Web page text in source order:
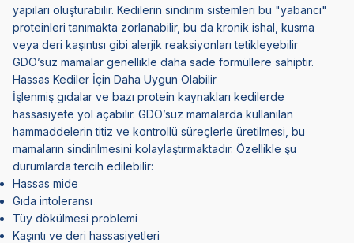
yapıları oluşturabilir. Kedilerin sindirim sistemleri bu "yabancı"
proteinleri tanımakta zorlanabilir, bu da kronik ishal, kusma
veya deri kaşıntısı gibi alerjik reaksiyonları tetikleyebilir
GDO’suz mamalar genellikle daha sade formüllere sahiptir.
Hassas Kediler İçin Daha Uygun Olabilir
İşlenmiş gıdalar ve bazı protein kaynakları kedilerde
hassasiyete yol açabilir. GDO’suz mamalarda kullanılan
hammaddelerin titiz ve kontrollü süreçlerle üretilmesi, bu
mamaların sindirilmesini kolaylaştırmaktadır. Özellikle şu
durumlarda tercih edilebilir:
Hassas mide
Gıda intoleransı
Tüy dökülmesi problemi
Kaşıntı ve deri hassasiyetleri